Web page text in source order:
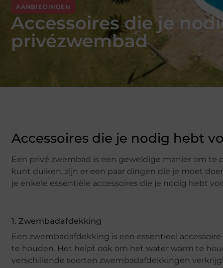
AANBIEDINGEN
Accessoires die je
privézwembad
Accessoires die je nodig hebt
Een privé zwembad is een geweldige manier om te
kunt duiken, zijn er een paar dingen die je moet
je enkele essentiële accessoires die je nodig hebt
1. Zwembadafdekking
Een zwembadafdekking is een essentieel
te houden. Het helpt ook om het water warm te
verschillende soorten zwembadafdekkingen